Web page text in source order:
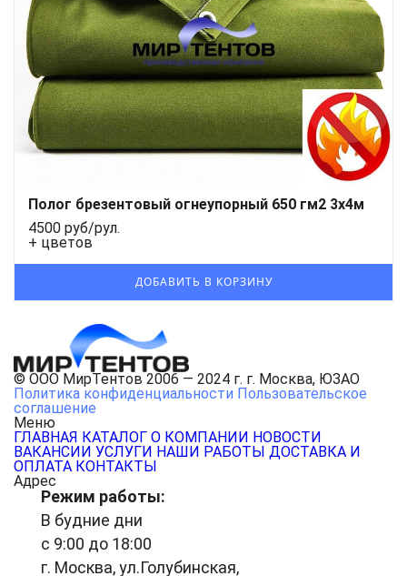
Полог брезентовый огнеупорный 650 гм2 3x4м
4500 руб/рул.
+ цветов
© ООО МирТентов 2006 — 2024 г. г. Москва, ЮЗАО
Политика конфиденциальности Пользовательское
соглашение
Меню
ГЛАВНАЯ КАТАЛОГ О КОМПАНИИ НОВОСТИ
ВАКАНСИИ УСЛУГИ НАШИ РАБОТЫ ДОСТАВКА И
ОПЛАТА КОНТАКТЫ
Адрес
Режим работы:
В будние дни
с 9:00 до 18:00
г. Москва, ул.Голубинская,